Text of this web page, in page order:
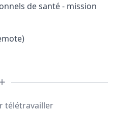
de santé - mission
télétravailler